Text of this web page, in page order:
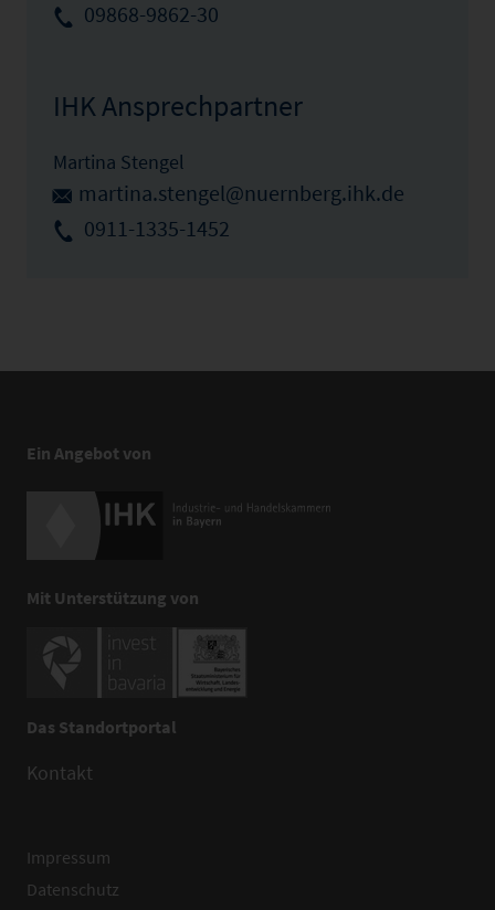
09868-9862-30
IHK Ansprechpartner
Martina Stengel
martina.stengel@nuernberg.ihk.de
0911-1335-1452
Ein Angebot von
Mit Unterstützung von
Das Standortportal
Kontakt
Impressum
Datenschutz